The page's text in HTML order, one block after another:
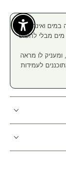
במים ואינה
מבלי לחשוש
גבי התכשיט בעובי של 2 מיקרון, ומעניק לו מראה
לעמידות
Enable